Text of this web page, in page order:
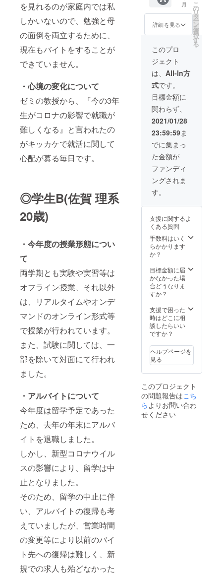
を見れるのが家庭内では私
しかいないので、勉強と母
の面倒を両立するために、
現在もバイトをすることが
できていません。
・心境の変化について
ゼミの教授から、『今の3年
生がコロナの影響で就職が
難しくなる』と言われたの
がキッカケで就活に関して
心配が募る毎日です。
◎学生B(佐賀 理系
20歳)
・今年度の授業形態につい
て
両学期とも実験や実習等は
オフライン授業、それ以外
は、リアルタイムやオンデ
マンドのオンライン形式等
で授業が行われています。
また、試験に関しては、一
部を除いて対面にて行われ
ました。
・アルバイトについて
今年度は留学予定であった
ため、去年の年末にアルバ
イトを退職しました。
しかし、新型コロナウイル
スの影響により、留学は中
止となりました。
そのため、留学の中止に伴
い、アルバイトの復帰も考
えていましたが、営業時間
の変更等により以前のバイ
ト先への復帰は難しく、新
規での求人も殆どなかった
を2021
年3月以
降早期
い方が
しゃい
ました
考欄に
その旨
をご記
入くだ
さい。
ご支援
いただ
いた方
年1～12
月分の
告書の
受け取
りをご
希望さ
れる
方、ま
たは②
本プロ
トへの
寄付金
の「領
収書」
を2021
年3月以
降早期
い方が
いらっ
しゃい
ました
ら、備
考欄に
入くだ
さい。
す。
※Good
Mornin
gからの
の入金
が2021
年2月頃
となり
ますた
め、リ
ターン
の発送
は2022
年2～3
月頃と
なりま
す。
※①202
0年中に
ご支援
いただ
いた方
月分の
告書の
受け取
りをご
希望さ
たは②
本プロ
ジェク
の「領
収書」
を2021
年3月以
に受け
取りた
い方が
いらっ
ました
ら、備
考欄に
その旨
をご記
支援者
情報を
一般財
団法人
が育英
会に提
供のう
え、あ
しなが
育英会
より
「年間
活動報
告書」
と「寄
付金受
領証明
書」を
発送い
たしま
す。
※Good
支援金
が2021
年2月頃
となり
ますた
の発送
は2022
年2～3
す。
※①202
0年中に
ご支援
いた方
で2020
年1～12
月分の
告書の
受け取
りをご
希望さ
れる
したり
親に障
がいが
ある家
生たち
の奨学
金とし
て、全
額を一
般財団
法人あ
しなが
育英会
に寄付
し、大
切に使
用させ
ていた
だきま
す。 ご
支援者
情報を
あしな
会に提
供のう
え、あ
しなが
「年間
活動報
告書」
領証明
書」を
発送い
たしま
※Good
Mornin
gからの
支援金
が2021
年2月頃
となり
ますた
め、リ
月
詳細を見る
こ
の
リ
タ
ー
ン
を
選
択
す
る
このプロ
ジェクト
は、 All-In方
式です。
目標金額に
関わらず、
2021/01/28
23:59:59ま
でに集まっ
た金額が
ファンディ
ングされま
す。
支援に関するよ
くある質問
手数料はいく
らかかります
か？
目標金額に届
かなかった場
合どうなりま
すか？
支援で困った
時はどこに相
談したらいい
ですか？
ヘルプページを
見る
このプロジェクト
の問題報告はこち
らよりお問い合わ
せください